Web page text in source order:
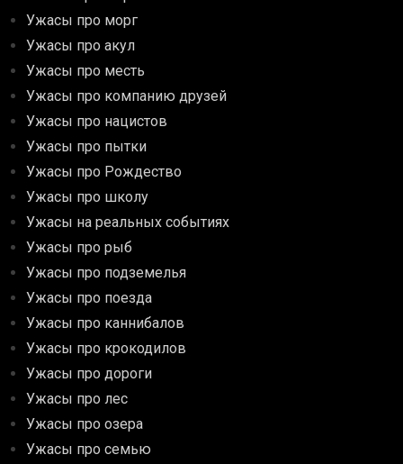
Ужасы про морг
Ужасы про акул
Ужасы про месть
Ужасы про компанию друзей
Ужасы про нацистов
Ужасы про пытки
Ужасы про Рождество
Ужасы про школу
Ужасы на реальных событиях
Ужасы про рыб
Ужасы про подземелья
Ужасы про поезда
Ужасы про каннибалов
Ужасы про крокодилов
Ужасы про дороги
Ужасы про лес
Ужасы про озера
Ужасы про семью